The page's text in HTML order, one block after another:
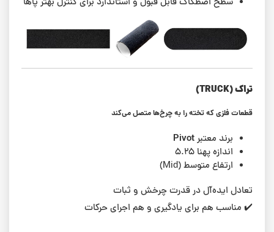
سطح اصطکاک قابل قبول و استاندارد برای کنترل بهتر پاها
تراک (TRUCK)
قطعات فلزی که تخته را به چرخ‌ها متصل می‌کند
برند معتبرPivot
اندازه پهنا ۵.۲۵
ارتفاع متوسط (Mid)
تعادل ایده‌آل در قدرت چرخش و ثبات
✔️ مناسب هم برای یادگیری و هم اجرای حرکات